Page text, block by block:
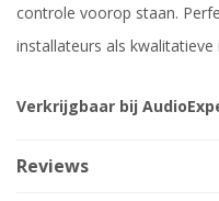
controle voorop staan.
installateurs als
Verkrijgbaar bij
Reviews